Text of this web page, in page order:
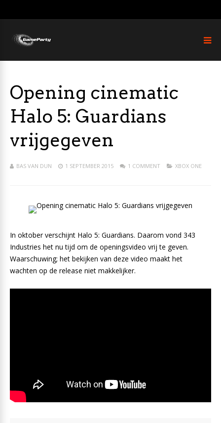
Opening cinematic
Halo 5: Guardians
vrijgegeven
BAS VAN DUN 1 SEPTEMBER 2015 1 COMMENT XBOX ONE
In oktober verschijnt Halo 5: Guardians. Daarom vond 343
Industries het nu tijd om de openingsvideo vrij te geven.
Waarschuwing; het bekijken van deze video maakt het
wachten op de release niet makkelijker.